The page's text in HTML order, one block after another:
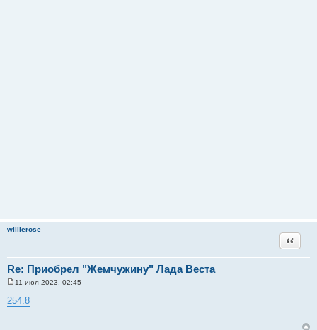
willierose
Re: Приобрел "Жемчужину" Лада Веста
Цитата
о
о
11 июл 2023, 02:45
254.8